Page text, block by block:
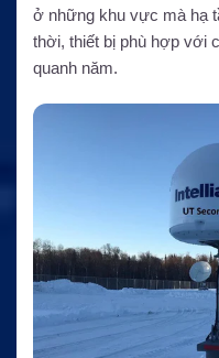
ở những khu vực mà hạ
thời, thiết bị phù hợp với
quanh năm.